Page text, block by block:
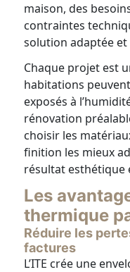
maison, des
contraintes
solution adaptée et
Chaque projet est
habitations
exposés à
rénovation
choisir les
finition les mieux
résultat esthétique
Les
thermique
Réduire les
factures
L’ITE crée une